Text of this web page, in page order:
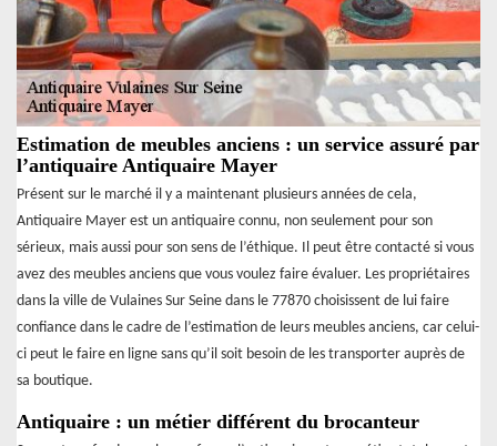
Estimation de meubles anciens : un service assuré par
l’antiquaire Antiquaire Mayer
Présent sur le marché il y a maintenant plusieurs années de cela,
Antiquaire Mayer est un antiquaire connu, non seulement pour son
sérieux, mais aussi pour son sens de l’éthique. Il peut être contacté si vous
avez des meubles anciens que vous voulez faire évaluer. Les propriétaires
dans la ville de Vulaines Sur Seine dans le 77870 choisissent de lui faire
confiance dans le cadre de l’estimation de leurs meubles anciens, car celui-
ci peut le faire en ligne sans qu’il soit besoin de les transporter auprès de
sa boutique.
Antiquaire : un métier différent du brocanteur